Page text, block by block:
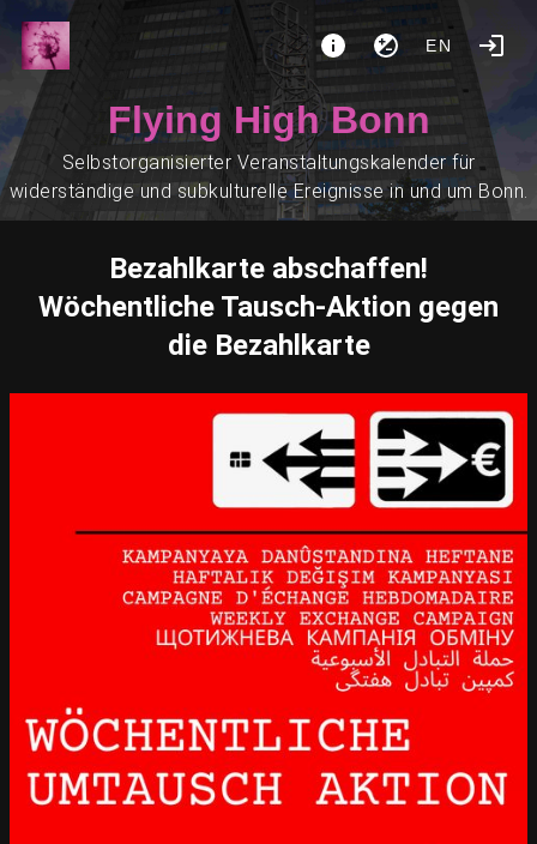
EN
Flying High Bonn
Selbstorganisierter Veranstaltungskalender für
widerständige und subkulturelle Ereignisse in und um Bonn.
Bezahlkarte abschaffen!
Wöchentliche Tausch-Aktion gegen
die Bezahlkarte